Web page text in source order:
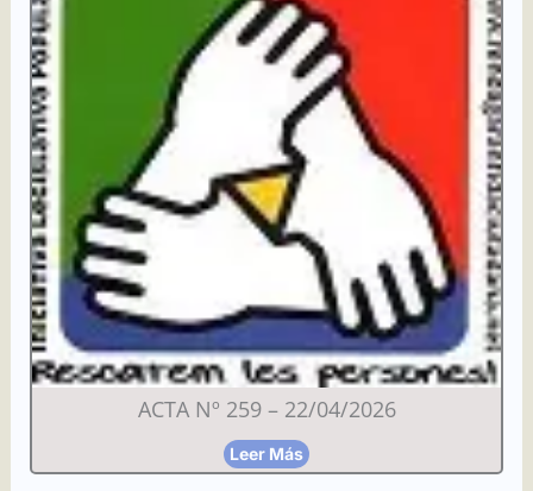
ACTA Nº 259 – 22/04/2026
Leer Más